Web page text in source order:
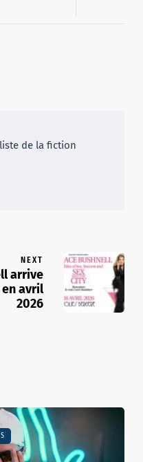
de la fiction
NEXT
arrive
en avril
2026